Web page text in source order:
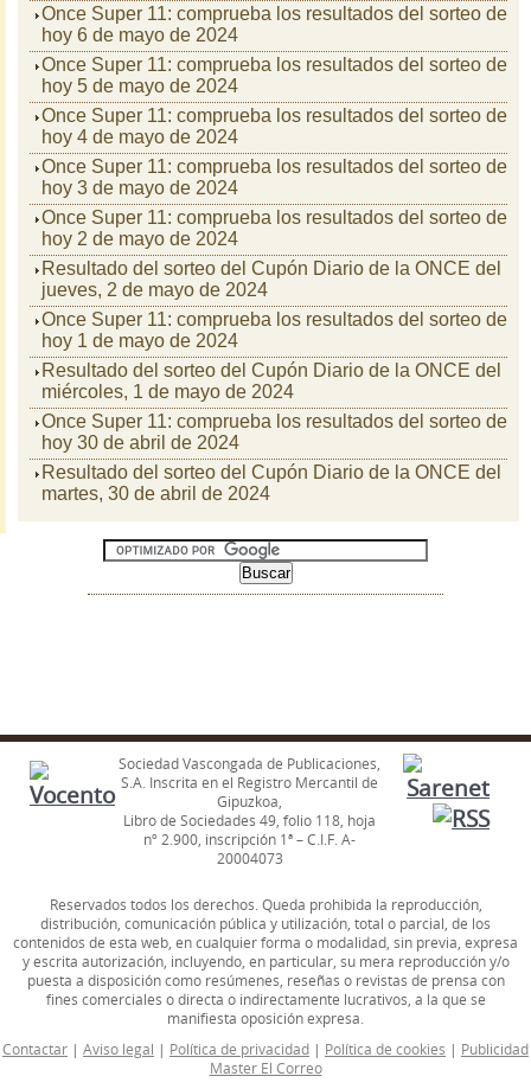
Once Super 11: comprueba los resultados del sorteo de
hoy 6 de mayo de 2024
Once Super 11: comprueba los resultados del sorteo de
hoy 5 de mayo de 2024
Once Super 11: comprueba los resultados del sorteo de
hoy 4 de mayo de 2024
Once Super 11: comprueba los resultados del sorteo de
hoy 3 de mayo de 2024
Once Super 11: comprueba los resultados del sorteo de
hoy 2 de mayo de 2024
Resultado del sorteo del Cupón Diario de la ONCE del
jueves, 2 de mayo de 2024
Once Super 11: comprueba los resultados del sorteo de
hoy 1 de mayo de 2024
Resultado del sorteo del Cupón Diario de la ONCE del
miércoles, 1 de mayo de 2024
Once Super 11: comprueba los resultados del sorteo de
hoy 30 de abril de 2024
Resultado del sorteo del Cupón Diario de la ONCE del
martes, 30 de abril de 2024
Sociedad Vascongada de Publicaciones,
S.A. Inscrita en el Registro Mercantil de
Gipuzkoa,
Libro de Sociedades 49, folio 118, hoja
nº 2.900, inscripción 1ª – C.I.F. A-
20004073
Reservados todos los derechos. Queda prohibida la reproducción,
distribución, comunicación pública y utilización, total o parcial, de los
contenidos de esta web, en cualquier forma o modalidad, sin previa, expresa
y escrita autorización, incluyendo, en particular, su mera reproducción y/o
puesta a disposición como resúmenes, reseñas o revistas de prensa con
fines comerciales o directa o indirectamente lucrativos, a la que se
manifiesta oposición expresa.
Contactar | Aviso legal | Política de privacidad | Política de cookies | Publicidad
Master El Correo